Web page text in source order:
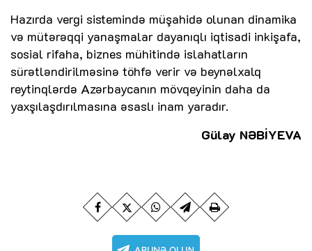
Hazırda vergi sistemində müşahidə olunan dinamika
və mütərəqqi yanaşmalar dayanıqlı iqtisadi inkişafa,
sosial rifaha, biznes mühitində islahatların
sürətləndirilməsinə töhfə verir və beynəlxalq
reytinqlərdə Azərbaycanın mövqeyinin daha da
yaxşılaşdırılmasına əsaslı inam yaradır.
Gülay NƏBİYEVA